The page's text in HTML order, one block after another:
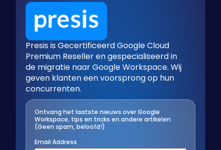
Presis is Gecertificeerd Google Cloud
Premium Reseller en gespecialiseerd in
de migratie naar Google Workspace. Wij
geven klanten een voorsprong op hun
concurrenten.
Ontvang het laatste nieuws over Google
Workspace, tips en tricks en andere artikelen.
(Geen spam, beloofd!)
Email Address